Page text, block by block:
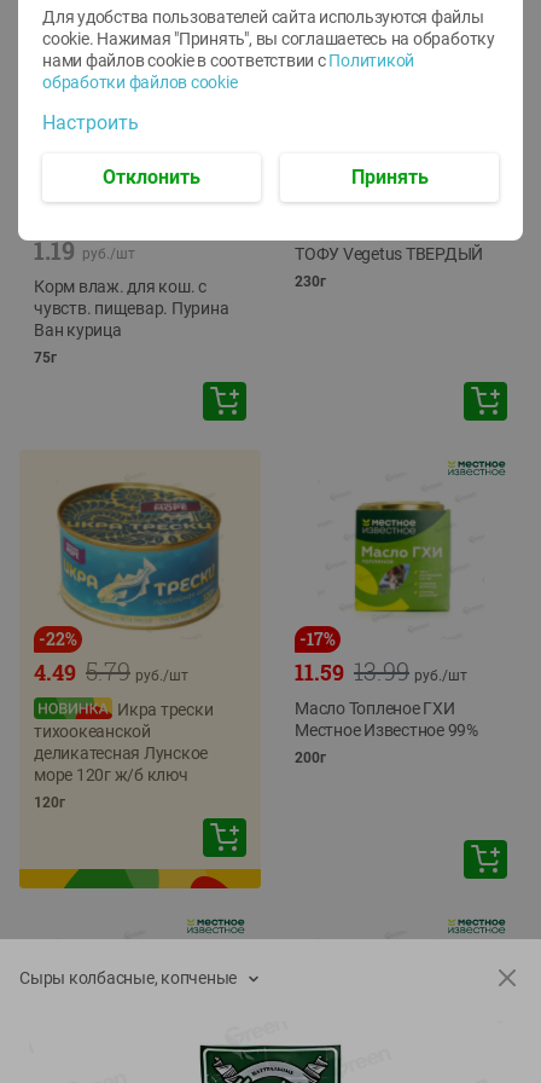
1.19 руб./шт
Корм влаж. для кош. с
чувств. пищевар. Пурина
Ван курица
75г
ТОФУ Vegetus ТВЕРДЫЙ
230г
-22%
5.79
4.49 руб./шт
Икра трески
тихоокеанской
деликатесная Лунское
море 120г ж/б ключ
120г
-17%
13.99
11.59 руб./шт
Масло Топленое ГХИ
Местное Известное 99%
200г
Сыры колбасные, копченые
Для удобства пользователей сайта используются файлы
cookie. Нажимая "Принять", вы соглашаетесь на обработку
нами файлов cookie в соответствии с Политикой
обработки файлов cookie
Настроить
Отклонить Принять